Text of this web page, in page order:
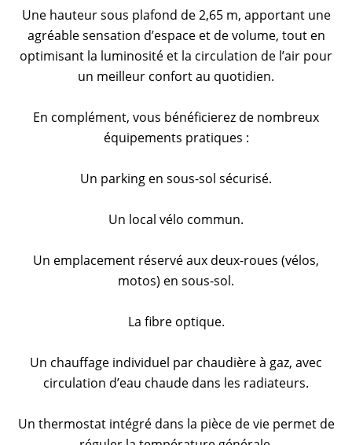
Une hauteur sous plafond de 2,65 m, apportant une
agréable sensation d’espace et de volume, tout en
optimisant la luminosité et la circulation de l’air pour
un meilleur confort au quotidien.
En complément, vous bénéficierez de nombreux
équipements pratiques :
Un parking en sous-sol sécurisé.
Un local vélo commun.
Un emplacement réservé aux deux-roues (vélos,
motos) en sous-sol.
La fibre optique.
Un chauffage individuel par chaudière à gaz, avec
circulation d’eau chaude dans les radiateurs.
Un thermostat intégré dans la pièce de vie permet de